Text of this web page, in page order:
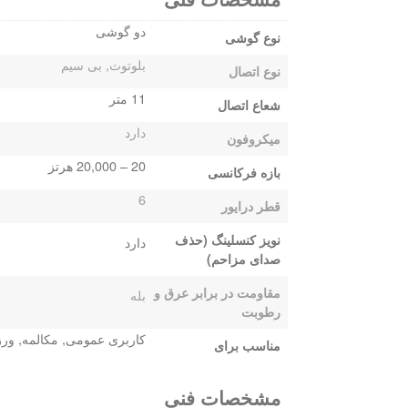
نوع گوشی دو گوشی
نوع اتصال بلوتوث, بی سیم
شعاع اتصال 11 متر
میکروفون دارد
بازه فرکانسی 20 – 20,000 هرتز
قطر درایور 6
نویز کنسلینگ (حذف
صدای مزاحم)
دارد
مقاومت در برابر عرق و
رطوبت
بله
مناسب برای کاربری عمومی, مکالمه,
مشخصات فنی